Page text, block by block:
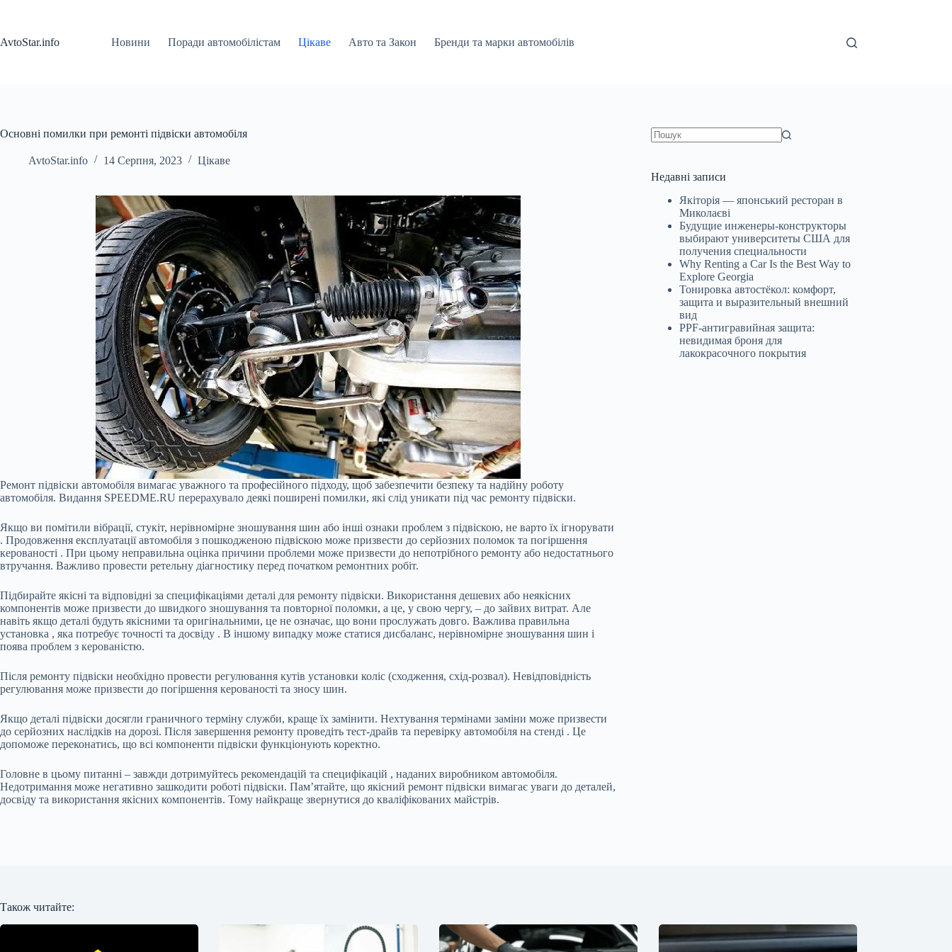
AvtoStar.info
Новини Поради автомобілістам Цікаве Авто та Закон Бренди та марки автомобілів
Основні помилки при ремонті підвіски автомобіля
AvtoStar.info 14 Серпня, 2023 Цікаве
Ремонт підвіски автомобіля вимагає уважного та професійного підходу, щоб забезпечити безпеку та надійну роботу
автомобіля. Видання SPEEDME.RU перерахувало деякі поширені помилки, які слід уникати під час ремонту підвіски.
Якщо ви помітили вібрації, стукіт, нерівномірне зношування шин або інші ознаки проблем з підвіскою, не варто їх ігнорувати
. Продовження експлуатації автомобіля з пошкодженою підвіскою може призвести до серйозних поломок та погіршення
керованості . При цьому неправильна оцінка причини проблеми може призвести до непотрібного ремонту або недостатнього
втручання. Важливо провести ретельну діагностику перед початком ремонтних робіт.
Підбирайте якісні та відповідні за специфікаціями деталі для ремонту підвіски. Використання дешевих або неякісних
компонентів може призвести до швидкого зношування та повторної поломки, а це, у свою чергу, – до зайвих витрат. Але
навіть якщо деталі будуть якісними та оригінальними, це не означає, що вони прослужать довго. Важлива правильна
установка , яка потребує точності та досвіду . В іншому випадку може статися дисбаланс, нерівномірне зношування шин і
поява проблем з керованістю.
Після ремонту підвіски необхідно провести регулювання кутів установки коліс (сходження, схід-розвал). Невідповідність
регулювання може призвести до погіршення керованості та зносу шин.
Якщо деталі підвіски досягли граничного терміну служби, краще їх замінити. Нехтування термінами заміни може призвести
до серйозних наслідків на дорозі. Після завершення ремонту проведіть тест-драйв та перевірку автомобіля на стенді . Це
допоможе переконатись, що всі компоненти підвіски функціонують коректно.
Головне в цьому питанні – завжди дотримуйтесь рекомендацій та специфікацій , наданих виробником автомобіля.
Недотримання може негативно зашкодити роботі підвіски. Пам’ятайте, що якісний ремонт підвіски вимагає уваги до деталей,
досвіду та використання якісних компонентів. Тому найкраще звернутися до кваліфікованих майстрів.
Недавні записи
Якіторія — японський ресторан в
Миколаєві
Будущие инженеры‑конструкторы
выбирают университеты США для
получения специальности
Why Renting a Car Is the Best Way to
Explore Georgia
Тонировка автостёкол: комфорт,
защита и выразительный внешний
вид
PPF-антигравийная защита:
невидимая броня для
лакокрасочного покрытия
Також читайте: